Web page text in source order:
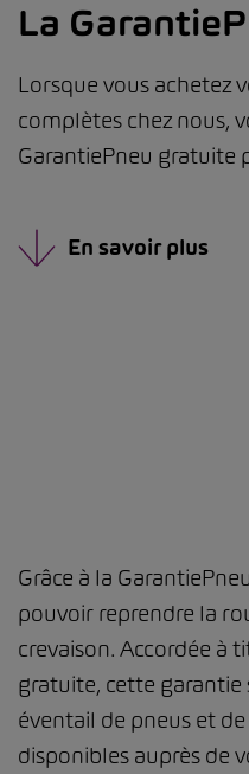
La
Lorsque vous achetez
complètes chez nous,
GarantiePneu gratuite
En savoir plus
Grâce à la
pouvoir reprendre la
crevaison. Accordée à
gratuite, cette garantie
éventail de pneus et de
disponibles auprès de